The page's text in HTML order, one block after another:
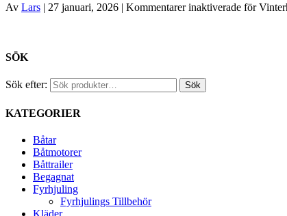
Av Lars | 27 januari, 2026 | Kommentarer inaktiverade för
SÖK
Sök efter: Sök
KATEGORIER
Båtar
Båtmotorer
Båttrailer
Begagnat
Fyrhjuling
Fyrhjulings Tillbehör
Kläder